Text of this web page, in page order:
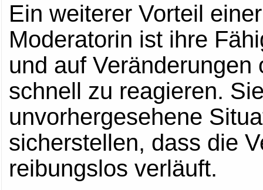
Ein weiterer Vorteil
Moderatorin ist ihre
und auf
schnell zu reagieren.
unvorhergesehene
sicherstellen, dass die
reibungslos verläuft.